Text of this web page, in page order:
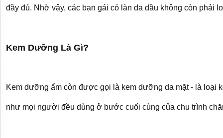
đầy đủ. Nhờ vậy, các bạn gái có làn da dầu không còn phải
Kem Dưỡng Là Gì?
Kem dưỡng ẩm còn được gọi là kem dưỡng da mặt - là loại
như mọi người đều dùng ở bước cuối cùng của chu trình